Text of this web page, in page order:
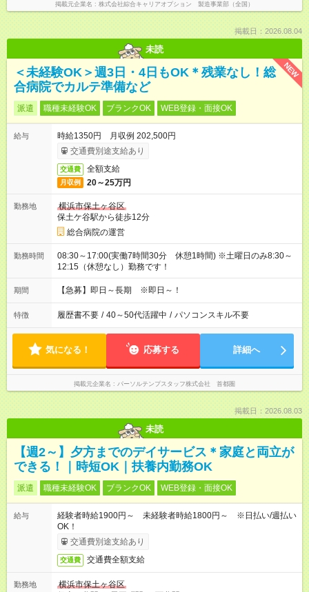
掲載元企業名 株式会社綜合キャリアオプション 製造事業部（全国）
掲載日：2026.08.04
未読
NEW
＜未経験OK＞週3日・4日もOK＊残業なし！総
合病院でカルテ準備など
派遣 職種未経験OK ブランクOK WEB登録・面接OK
給与
時給1350円 月収例 202,500円
交通費別途支給あり
交通費 全額支給
月収例 20～25万円
勤務地
横浜市保土ヶ谷区
保土ケ谷駅から徒歩12分
総合病院の運営
勤務時間
08:30～17:00(実働7時間30分 休憩1時間) ※土曜日のみ8:30～
12:15（休憩なし）勤務です！
期間 【急募】即日～長期 ※即日～！
特徴 履歴書不要 / 40～50代活躍中 / パソコンスキル不要
気になる！ 応募する 詳細へ
掲載元企業名 パーソルテンプスタッフ株式会社 首都圏
掲載日：2026.08.03
未読
【週2～】夕方までのデイサービス＊家庭と両立が
できる！｜時短OK｜扶養内勤務OK
派遣 職種未経験OK ブランクOK WEB登録・面接OK
給与
経験者時給1900円～ 未経験者時給1800円～ ※日払い/週払い
OK！
交通費別途支給あり
交通費 交通費全額支給
勤務地
横浜市保土ヶ谷区